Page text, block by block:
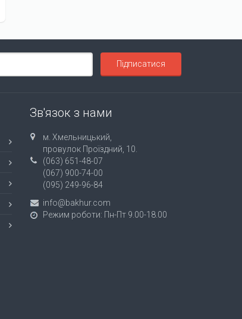
Підписатися
Зв'язок з нами
м. Хмельницький,
провулок Проїздний, 10.
(063) 651-48-07
(067) 900-74-00
(095) 249-96-84
info@bakhur.com
Режим роботи: Пн-Пт 9.00-18.00